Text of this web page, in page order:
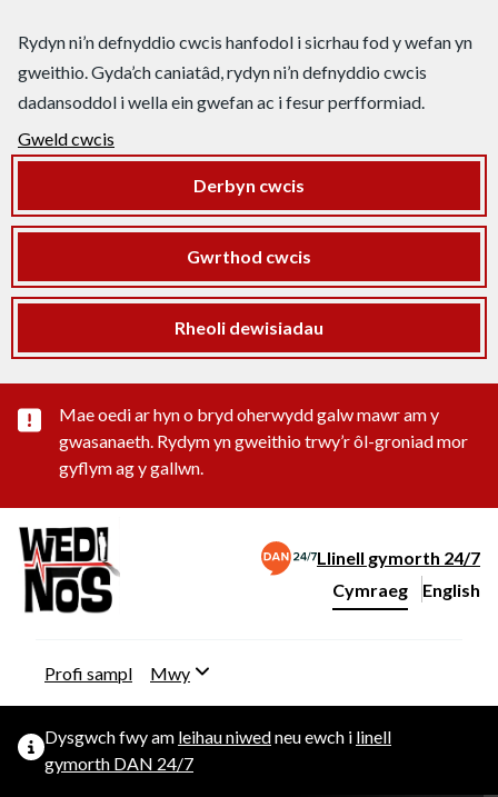
Rydyn ni’n defnyddio cwcis hanfodol i sicrhau fod y wefan yn
gweithio. Gyda’ch caniatâd, rydyn ni’n defnyddio cwcis
dadansoddol i wella ein gwefan ac i fesur perfformiad.
Gweld cwcis
Derbyn cwcis
Gwrthod cwcis
Rheoli dewisiadau
Rhybudd sylwedd pwysig
Mae oedi ar hyn o bryd oherwydd galw mawr am y
gwasanaeth. Rydym yn gweithio trwy’r ôl-groniad mor
gyflym ag y gallwn.
Llinell gymorth 24/7
Newid iaith y wefan
Cymraeg English
–
Profi sampl Mwy
Dysgwch fwy am leihau niwedneu ewch i linell
gymorth DAN 24/7